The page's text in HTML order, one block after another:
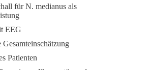
für N. medianus als
EEG
Patienten